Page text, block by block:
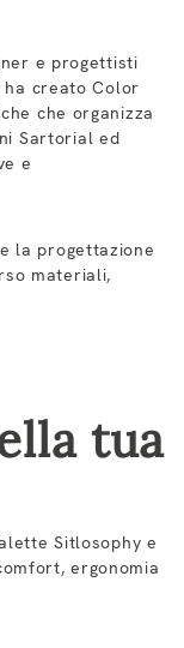
e progettisti
creato Color
che organizza
Sartorial ed
e
la progettazione
materiali,
tua
Sitlosophy e
ergonomia